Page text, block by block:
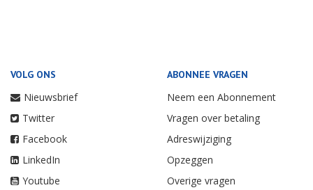
VOLG ONS
Nieuwsbrief
Twitter
Facebook
LinkedIn
Youtube
ABONNEE VRAGEN
Neem een Abonnement
Vragen over betaling
Adreswijziging
Opzeggen
Overige vragen